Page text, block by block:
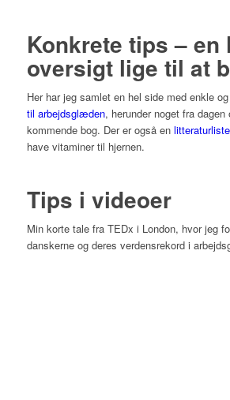
Konkrete tips – en
oversigt lige til at
Her har jeg samlet en hel side med enkle
til arbejdsglæden, herunder noget fra dagen
kommende bog. Der er også en litteraturliste
have vitaminer til hjernen.
Tips i videoer
Min korte tale fra TEDx i London, hvor jeg
danskerne og deres verdensrekord i